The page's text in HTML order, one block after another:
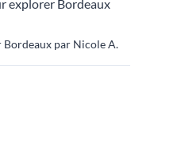
explorer Bordeaux
par Nicole A.